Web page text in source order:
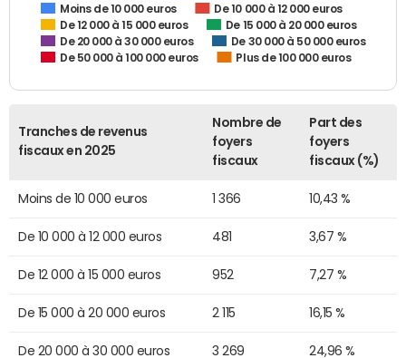
Moins de 10 000 euros
De 10 000 à 12 000 euros
De 12 000 à 15 000 euros
De 15 000 à 20 000 euros
De 20 000 à 30 000 euros
De 30 000 à 50 000 euros
De 50 000 à 100 000 euros
Plus de 100 000 euros
Tranches de revenus
fiscaux en 2025
Nombre de
foyers
fiscaux
Part des
foyers
fiscaux (%)
Moins de 10 000 euros 1 366 10,43 %
De 10 000 à 12 000 euros 481 3,67 %
De 12 000 à 15 000 euros 952 7,27 %
De 15 000 à 20 000 euros 2 115 16,15 %
De 20 000 à 30 000 euros 3 269 24,96 %